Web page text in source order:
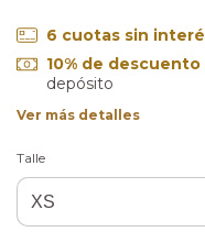
6 cuotas sin
10% de descuento
depósito
Ver más detalles
Talle